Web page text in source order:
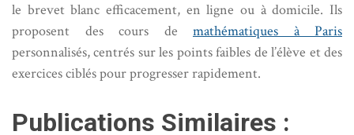
le brevet blanc efficacement, en ligne ou à domicile. Ils
proposent des cours de mathématiques à Paris
personnalisés, centrés sur les points faibles de l’élève et des
exercices ciblés pour progresser rapidement.
Publications Similaires :